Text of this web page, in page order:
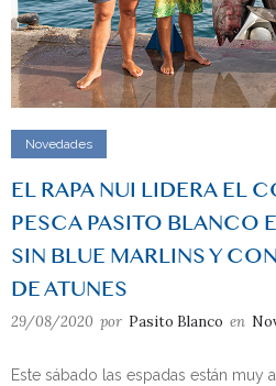
Novedades
EL RAPA NUI LIDERA EL
PESCA PASITO BLANCO
SIN BLUE MARLINS Y
DE ATUNES
29/08/2020 por Pasito Blanco en
Este sábado las espadas están muy